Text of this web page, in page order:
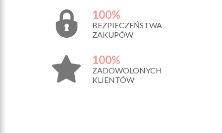
100%
BEZPIECZEŃSTWA
ZAKUPÓW
100%
ZADOWOLONYCH
KLIENTÓW